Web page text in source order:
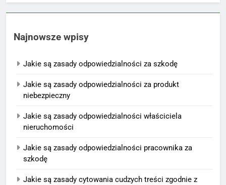
Najnowsze wpisy
Jakie są zasady odpowiedzialności za szkodę
Jakie są zasady odpowiedzialności za produkt
niebezpieczny
Jakie są zasady odpowiedzialności właściciela
nieruchomości
Jakie są zasady odpowiedzialności pracownika za
szkodę
Jakie są zasady cytowania cudzych treści zgodnie z